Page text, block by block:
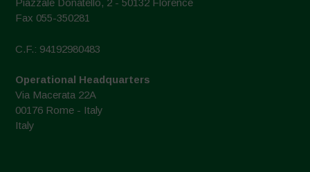
Piazzale Donatello, 2 - 50132 Florence
Fax 055-350281
C.F.: 94192980483
Operational Headquarters
Via Macerata 22A
00176 Rome - Italy
Italy